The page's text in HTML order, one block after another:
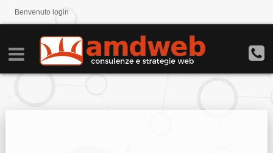
Benvenuto login